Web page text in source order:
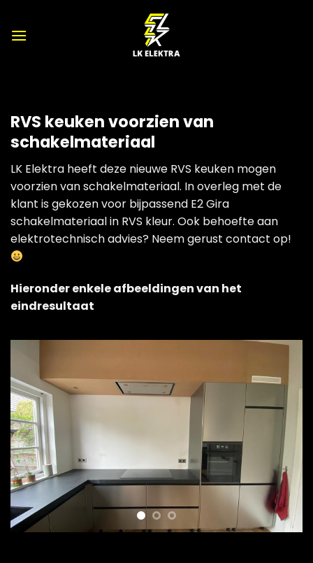
inhoud
RVS keuken voorzien van
schakelmateriaal
LK Elektra heeft deze nieuwe RVS keuken mogen
voorzien van schakelmateriaal. In overleg met de
klant is gekozen voor bijpassend E2 Gira
schakelmateriaal in RVS kleur. Ook behoefte aan
elektrotechnisch advies? Neem gerust contact op!
Hieronder enkele afbeeldingen van het
eindresultaat